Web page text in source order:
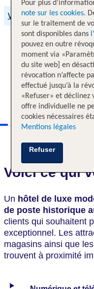
Wi-Fi gratuit
Voici ce qui
Un hôtel de luxe
de poste historique
clients qui souhaitent
exceptionnel. Les
magasins ainsi que
trouvent à proximité
Pour plus
note sur les cookies.
sur le traitement de
sont disponibles dans
pouvez en outre
moment via
du site web] en
révocation n’affecte
effectué jusqu’à la
«Refuser» et déclinez
offre individuelle ne
cookies nécessaires
Mentions légales
Refuser